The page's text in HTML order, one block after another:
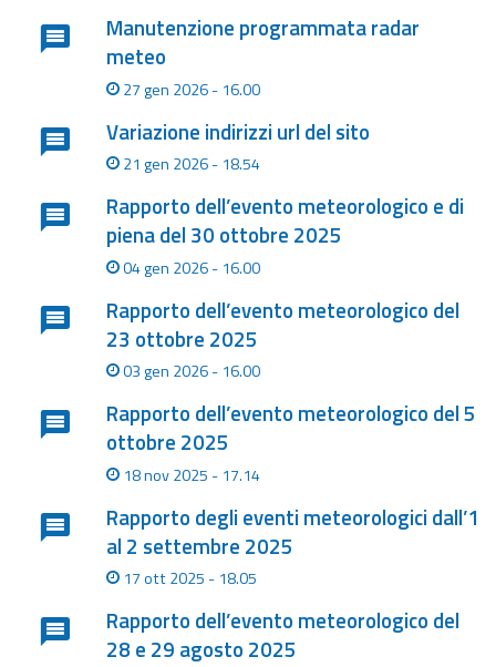
Romagna
Contatti
Manutenzione programmata radar
meteo
27 gen 2026 - 16.00
Variazione indirizzi url del sito
21 gen 2026 - 18.54
Rapporto dell’evento meteorologico e di
piena del 30 ottobre 2025
04 gen 2026 - 16.00
Rapporto dell’evento meteorologico del
23 ottobre 2025
03 gen 2026 - 16.00
Rapporto dell’evento meteorologico del 5
ottobre 2025
18 nov 2025 - 17.14
Rapporto degli eventi meteorologici dall’1
al 2 settembre 2025
17 ott 2025 - 18.05
Rapporto dell’evento meteorologico del
28 e 29 agosto 2025